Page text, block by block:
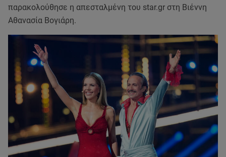
παρακολούθησε η απεσταλμένη του star.gr στη Βιέννη
Αθανασία Βογιάρη.